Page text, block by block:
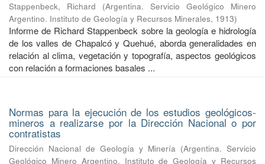
Stappenbeck, Richard (Argentina. Servicio Geológico Minero
Argentino. Instituto de Geología y Recursos Minerales, 1913)
Informe de Richard Stappenbeck sobre la geología e hidrología
de los valles de Chapalcó y Quehué, aborda generalidades en
relación al clima, vegetación y topografía, aspectos geológicos
con relación a formaciones basales ...
Normas para la ejecución de los estudios geológicos-
mineros a realizarse por la Dirección Nacional o por
contratistas
Dirección Nacional de Geología y Minería (Argentina. Servicio
Geológico Minero Argentino. Instituto de Geología y Recursos